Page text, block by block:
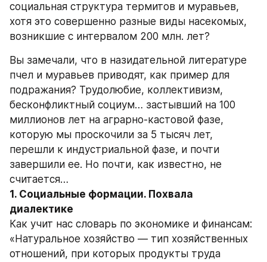
социальная структура термитов и муравьев,
хотя это совершенно разные виды насекомых,
возникшие с интервалом 200 млн. лет?
Вы замечали, что в назидательной литературе
пчел и муравьев приводят, как пример для
подражания? Трудолюбие, коллективизм,
бесконфликтный социум… застывший на 100
миллионов лет на аграрно-кастовой фазе,
которую мы проскочили за 5 тысяч лет,
перешли к индустриальной фазе, и почти
завершили ее. Но почти, как известно, не
считается…
1. Социальные формации. Похвала
диалектике
Как учит нас словарь по экономике и финансам:
«Натуральное хозяйство — тип хозяйственных
отношений, при которых продукты труда